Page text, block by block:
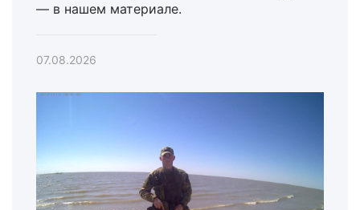
— в нашем материале.
07.08.2026